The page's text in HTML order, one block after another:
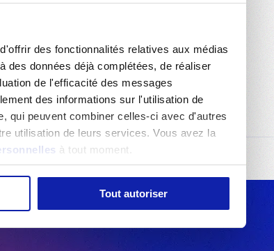
des fonctionnalités relatives aux médias
des données déjà complétées, de réaliser
de l'efficacité des messages
des informations sur l'utilisation de
qui peuvent combiner celles-ci avec d'autres
utilisation de leurs services. Vous avez la
à tout moment.
Tout autoriser